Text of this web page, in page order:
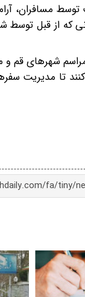
توسط مسافران،
که از قبل
شهرهای قم و
کنند تا مدیریت